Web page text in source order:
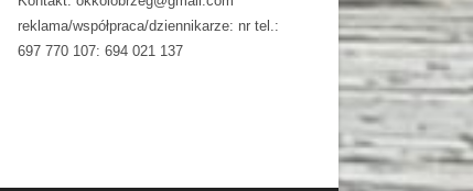
reklama/współpraca/dziennikarze: nr tel.:
697 770 107: 694 021 137